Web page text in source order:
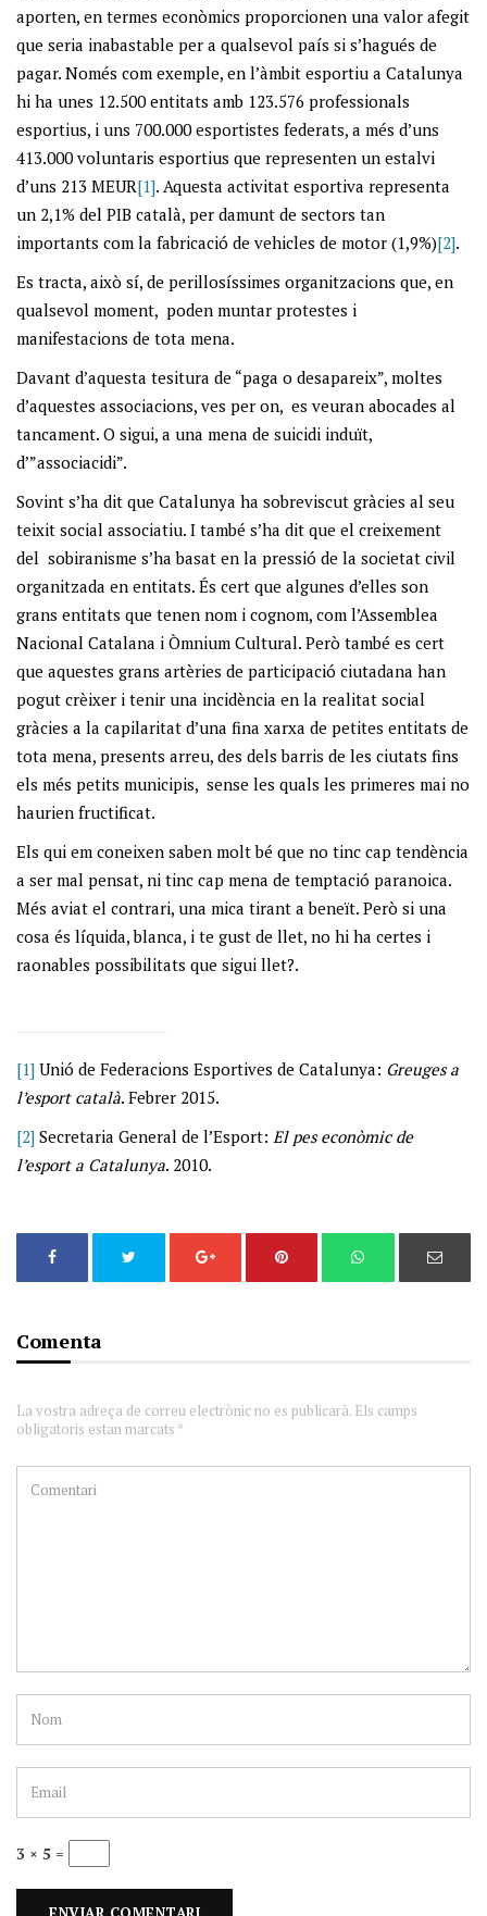
aporten, en termes econòmics proporcionen una valor afegit
que seria inabastable per a qualsevol país si s’hagués de
pagar. Només com exemple, en l’àmbit esportiu a Catalunya
hi ha unes 12.500 entitats amb 123.576 professionals
esportius, i uns 700.000 esportistes federats, a més d’uns
413.000 voluntaris esportius que representen un estalvi
d’uns 213 MEUR[1]. Aquesta activitat esportiva representa
un 2,1% del PIB català, per damunt de sectors tan
importants com la fabricació de vehicles de motor (1,9%)[2].
Es tracta, això sí, de perillosíssimes organitzacions que, en
qualsevol moment, poden muntar protestes i
manifestacions de tota mena.
Davant d’aquesta tesitura de “paga o desapareix”, moltes
d’aquestes associacions, ves per on, es veuran abocades al
tancament. O sigui, a una mena de suicidi induït,
d’”associacidi”.
Sovint s’ha dit que Catalunya ha sobreviscut gràcies al seu
teixit social associatiu. I també s’ha dit que el creixement
del sobiranisme s’ha basat en la pressió de la societat civil
organitzada en entitats. És cert que algunes d’elles son
grans entitats que tenen nom i cognom, com l’Assemblea
Nacional Catalana i Òmnium Cultural. Però també es cert
que aquestes grans artèries de participació ciutadana han
pogut crèixer i tenir una incidència en la realitat social
gràcies a la capilaritat d’una fina xarxa de petites entitats de
tota mena, presents arreu, des dels barris de les ciutats fins
els més petits municipis, sense les quals les primeres mai no
haurien fructificat.
Els qui em coneixen saben molt bé que no tinc cap tendència
a ser mal pensat, ni tinc cap mena de temptació paranoica.
Més aviat el contrari, una mica tirant a beneït. Però si una
cosa és líquida, blanca, i te gust de llet, no hi ha certes i
raonables possibilitats que sigui llet?.
[1] Unió de Federacions Esportives de Catalunya: Greuges a
l’esport català. Febrer 2015.
[2] Secretaria General de l’Esport: El pes econòmic de
l’esport a Catalunya. 2010.
Comenta
La vostra adreça de correu electrònic no es publicarà. Els camps
obligatoris estan marcats *
3 × 5 =